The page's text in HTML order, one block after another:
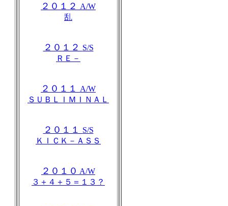
２０１２ A/W
乱
２０１２ S/S
ＲＥ－
２０１１
A/W
ＳＵＢＬＩＭＩＮＡＬ
２０１１
S/S
ＫＩＣＫ－ＡＳＳ
２０１０ A/W
３＋４＋５＝１３？